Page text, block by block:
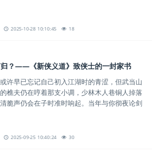
2025-10-28 10:10:45 18
？——《新侠义道》致侠士的一封家书
许早已忘记自己初入江湖时的青涩，但武当山
樵夫仍在哼着那支小调，少林木人巷铜人掉落
脆声仍会在子时准时响起。当年与你彻夜论剑
2025-09-25 10:40:24 30